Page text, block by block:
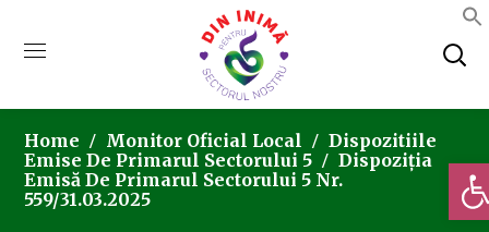
Home Monitor Oficial Local
Dispozitiile
Emise De Primarul Sectorului 5
Dispoziția
Emisă De Primarul Sectorului 5 Nr.
559/31.03.2025